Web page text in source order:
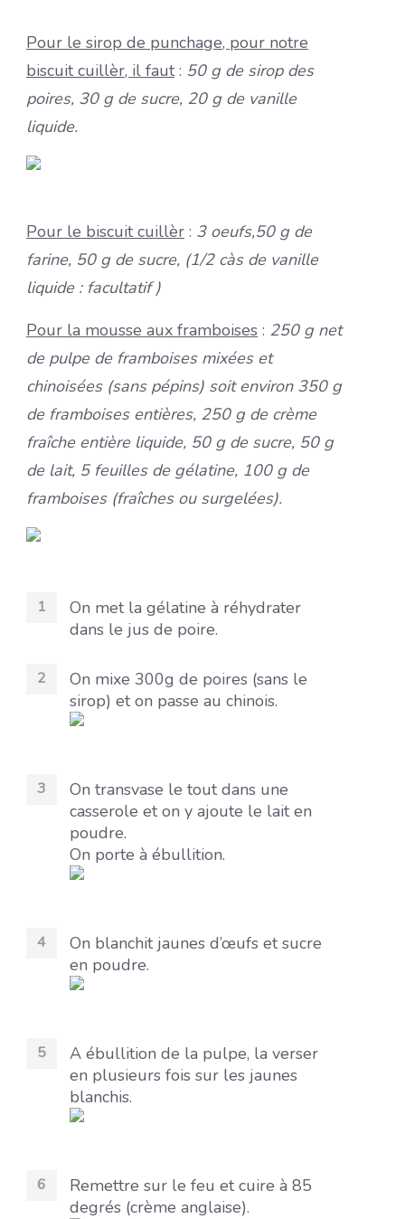
Pour le sirop de punchage, pour notre
biscuit cuillèr, il faut: 50 g de sirop des
poires, 30 g de sucre, 20 g de vanille
liquide.
Pour le biscuit cuillèr : 3 oeufs,50 g de
farine, 50 g de sucre, (1/2 càs de vanille
liquide : facultatif )
Pour la mousse aux framboises : 250 g net
de pulpe de framboises mixées et
chinoisées (sans pépins) soit environ 350 g
de framboises entières, 250 g de crème
fraîche entière liquide, 50 g de sucre, 50 g
de lait, 5 feuilles de gélatine, 100 g de
framboises (fraîches ou surgelées).
On met la gélatine à réhydrater
dans le jus de poire.
On mixe 300g de poires (sans le
sirop) et on passe au chinois.
On transvase le tout dans une
casserole et on y ajoute le lait en
poudre.
On porte à ébullition.
On blanchit jaunes d’œufs et sucre
en poudre.
A ébullition de la pulpe, la verser
en plusieurs fois sur les jaunes
blanchis.
Remettre sur le feu et cuire à 85
degrés (crème anglaise).